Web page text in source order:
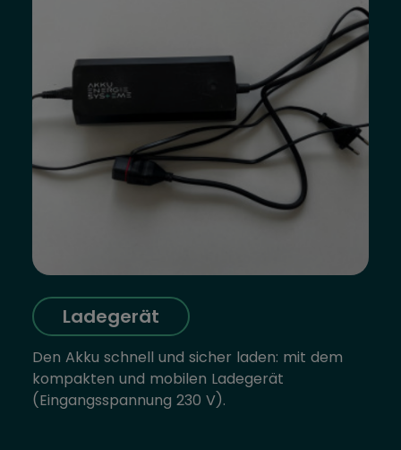
Ladegerät
Den Akku schnell und sicher laden: mit dem
kompakten und mobilen Ladegerät
(Eingangsspannung 230 V).